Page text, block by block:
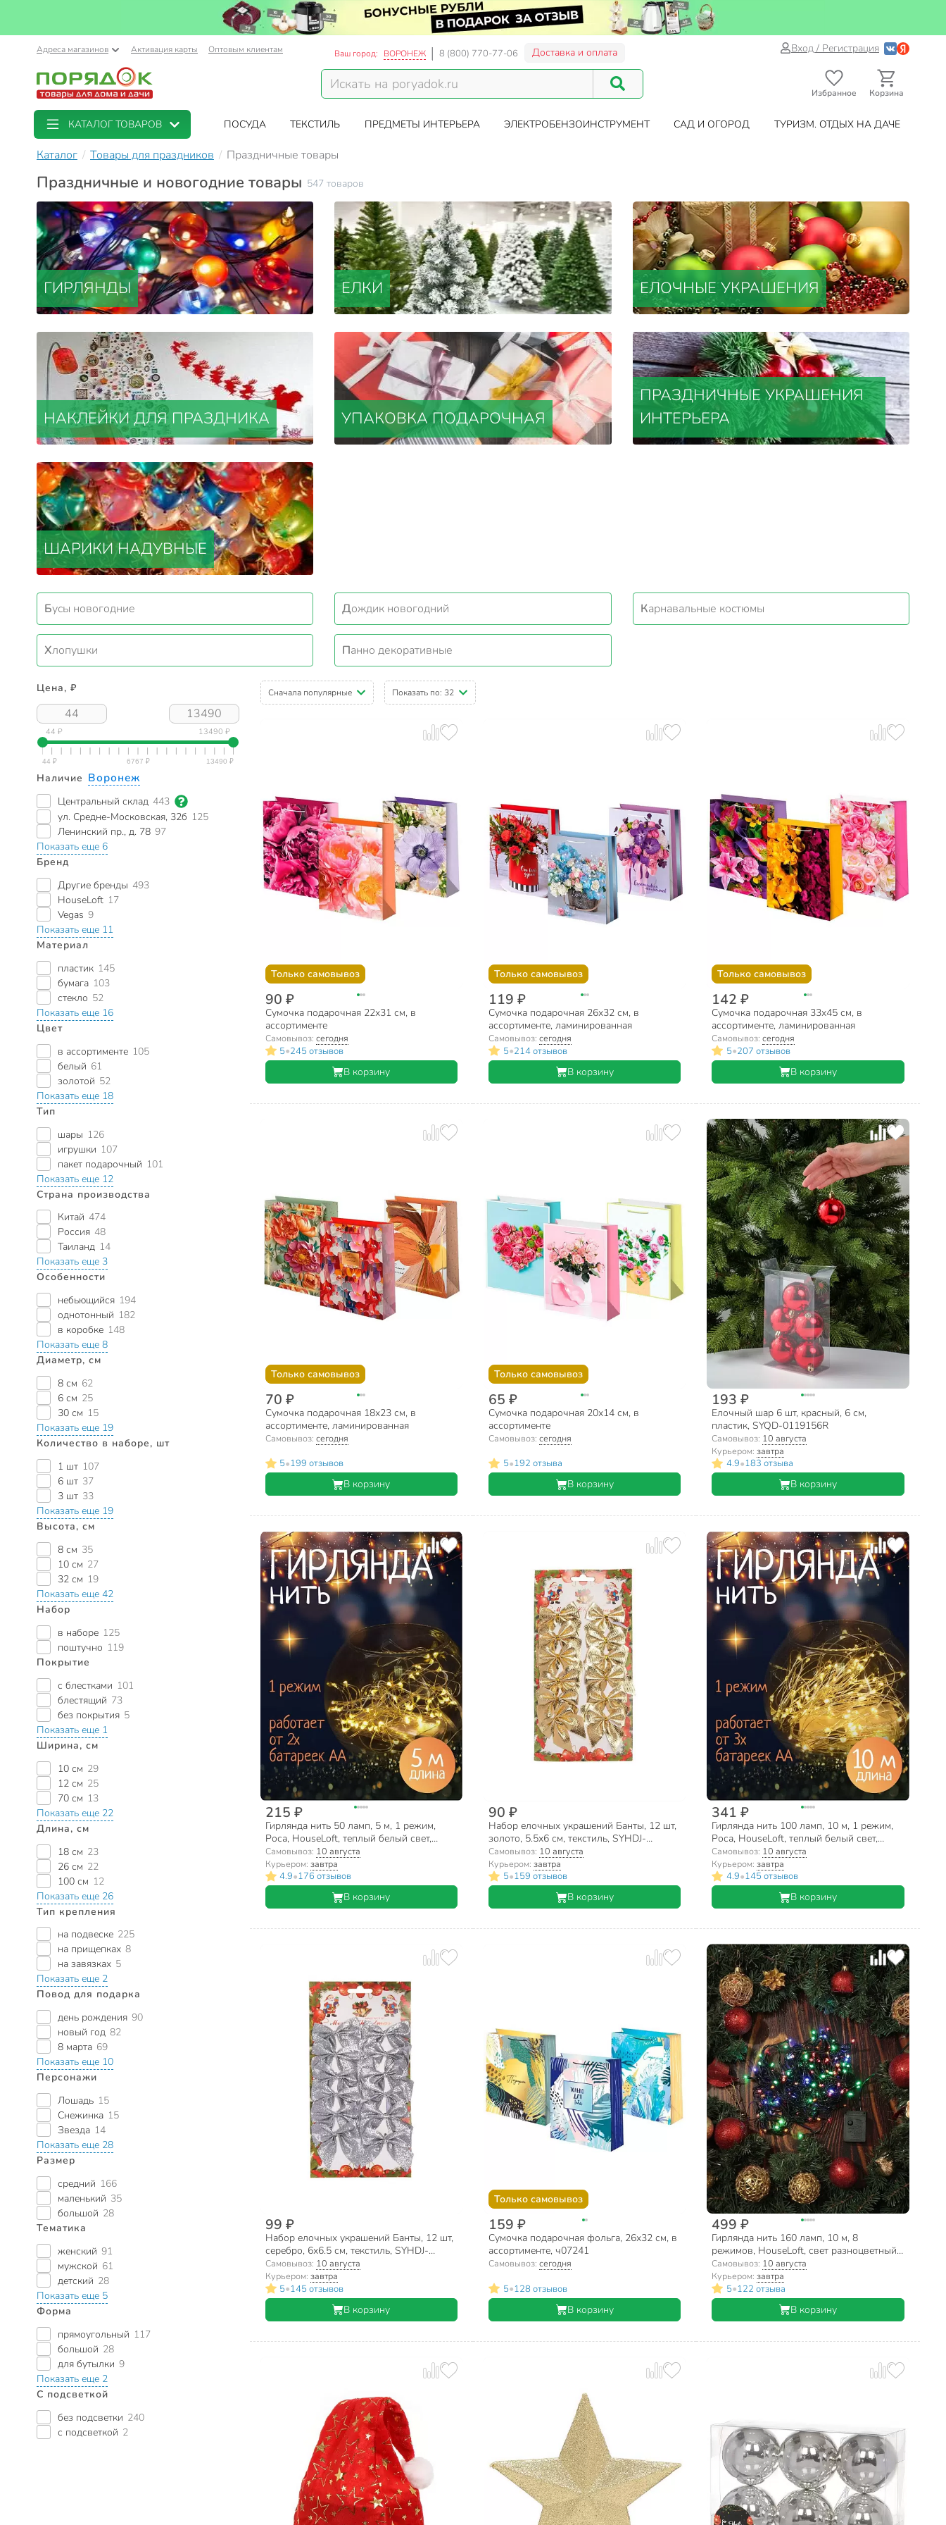
Адреса магазинов Активация карты Оптовым клиентам Ваш город: ВОРОНЕЖ 8 (800) 770-77-06 Доставка и оплата Вход / Регистрация
Избранное Корзина
КАТАЛОГ ТОВАРОВ ПОСУДА ТЕКСТИЛЬ ПРЕДМЕТЫ ИНТЕРЬЕРА ЭЛЕКТРОБЕНЗОИНСТРУМЕНТ САД И ОГОРОД ТУРИЗМ. ОТДЫХ НА ДАЧЕ
Каталог Товары для праздников Праздничные товары
Праздничные и новогодние товары 547 товаров
ГИРЛЯНДЫ ЕЛКИ ЕЛОЧНЫЕ УКРАШЕНИЯ
НАКЛЕЙКИ ДЛЯ ПРАЗДНИКА УПАКОВКА ПОДАРОЧНАЯ
ПРАЗДНИЧНЫЕ УКРАШЕНИЯ
ИНТЕРЬЕРА
ШАРИКИ НАДУВНЫЕ
Бусы новогодние Дождик новогодний Карнавальные костюмы
Хлопушки Панно декоративные
Цена, ₽
44 ₽ 13490 ₽
Наличие Воронеж
Центральный склад 443
ул. Средне-Московская, 32б 125
Ленинский пр., д. 78 97
Показать еще 6
Бренд
Другие бренды 493
HouseLoft 17
Vegas 9
Показать еще 11
Материал
пластик 145
бумага 103
стекло 52
Показать еще 16
Цвет
в ассортименте 105
белый 61
золотой 52
Показать еще 18
Тип
шары 126
игрушки 107
пакет подарочный 101
Показать еще 12
Страна производства
Китай 474
Россия 48
Таиланд 14
Показать еще 3
Особенности
небьющийся 194
однотонный 182
в коробке 148
Показать еще 8
Диаметр, см
8 см 62
6 см 25
30 см 15
Показать еще 19
Количество в наборе, шт
1 шт 107
6 шт 37
3 шт 33
Показать еще 19
Высота, см
8 см 35
10 см 27
32 см 19
Показать еще 42
Набор
в наборе 125
поштучно 119
Покрытие
с блестками 101
блестящий 73
без покрытия 5
Показать еще 1
Ширина, см
10 см 29
12 см 25
70 см 13
Показать еще 22
Длина, см
18 см 23
26 см 22
100 см 12
Показать еще 26
Тип крепления
на подвеске 225
на прищепках 8
на завязках 5
Показать еще 2
Повод для подарка
день рождения 90
новый год 82
8 марта 69
Показать еще 10
Персонажи
Лошадь 15
Снежинка 15
Звезда 14
Показать еще 28
Размер
средний 166
маленький 35
большой 28
Тематика
женский 91
мужской 61
детский 28
Показать еще 5
Форма
прямоугольный 117
большой 28
для бутылки 9
Показать еще 2
С подсветкой
без подсветки 240
с подсветкой 2
Сначала популярные Показать по: 32
Только самовывоз
90 ₽
Сумочка подарочная 22х31 см, в
ассортименте
Самовывоз: сегодня
5•245 отзывов
В корзину
Только самовывоз
119 ₽
Сумочка подарочная 26х32 см, в
ассортименте, ламинированная
Самовывоз: сегодня
5•214 отзывов
В корзину
Только самовывоз
142 ₽
Сумочка подарочная 33х45 см, в
ассортименте, ламинированная
Самовывоз:сегодня
5•207 отзывов
В корзину
Только самовывоз
70 ₽
Сумочка подарочная 18х23 см, в
ассортименте, ламинированная
Самовывоз: сегодня
5•199 отзывов
В корзину
Только самовывоз
65 ₽
Сумочка подарочная 20х14 см, в
ассортименте
Самовывоз: сегодня
5•192 отзыва
В корзину
193 ₽
Елочный шар 6 шт, красный, 6 см,
пластик, SYQD-0119156R
Самовывоз: 10 августа
Курьером:завтра
4.9•183 отзыва
В корзину
215 ₽
Гирлянда нить 50 ламп, 5 м, 1 режим,
Роса, HouseLoft, теплый белый свет,
серебристая, в помещении, на
батарейках, LED, SYDB-041908-5W
Самовывоз: 10 августа
Курьером: завтра
4.9•176 отзывов
В корзину
90 ₽
Набор елочных украшений Банты, 12 шт,
золото, 5.5х6 см, текстиль, SYHDJ-
3419110A
Самовывоз: 10 августа
Курьером: завтра
5•159 отзывов
В корзину
341 ₽
Гирлянда нить 100 ламп, 10 м, 1 режим,
Роса, HouseLoft, теплый белый свет,
серебристая, в помещении, на
батарейках, SYDB-041909-10W
Самовывоз: 10 августа
Курьером:завтра
4.9•145 отзывов
В корзину
99 ₽
Набор елочных украшений Банты, 12 шт,
серебро, 6х6.5 см, текстиль, SYHDJ-
3419122A
Самовывоз: 10 августа
Курьером: завтра
5•145 отзывов
В корзину
Только самовывоз
159 ₽
Сумочка подарочная фольга, 26х32 см, в
ассортименте, ч07241
Самовывоз: сегодня
5•128 отзывов
В корзину
499 ₽
Гирлянда нить 160 ламп, 10 м, 8
режимов, HouseLoft, свет разноцветный,
зеленая, в помещении, сетевая, LED,
SY16-145
Самовывоз: 10 августа
Курьером:завтра
5•122 отзыва
В корзину